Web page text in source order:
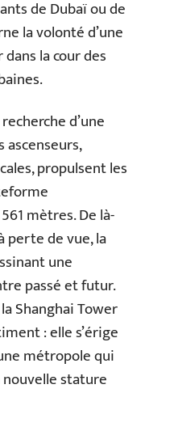
de Dubaï ou de
la volonté d’une
la cour des
d’une
propulsent les
mètres. De là-
perte de vue, la
une
passé et futur.
Shanghai Tower
: elle s’érige
métropole qui
stature